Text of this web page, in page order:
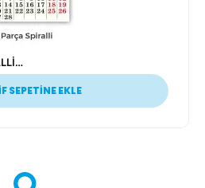
ALA-02 2 PARÇA SPİRALLİ GEMİCİ TAKVİMİ
SEPETİNE EKLE